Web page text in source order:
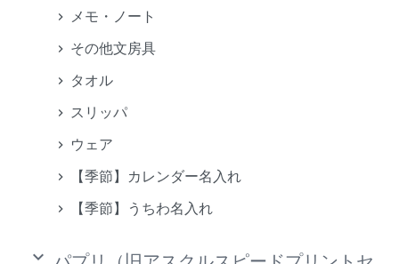
メモ・ノート
その他文房具
タオル
スリッパ
ウェア
【季節】カレンダー名入れ
【季節】うちわ名入れ
keyboard_arrow_down